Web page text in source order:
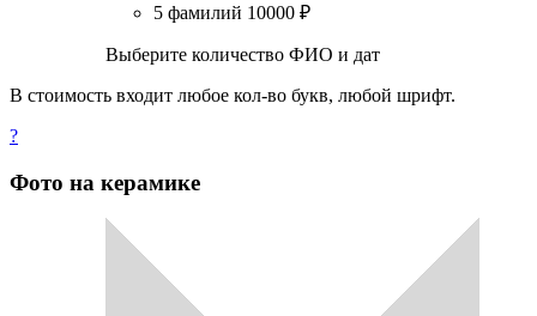
5 фамилий 10000 ₽
Выберите количество ФИО и дат
В стоимость входит любое кол-во букв, любой шрифт.
?
Фото на керамике